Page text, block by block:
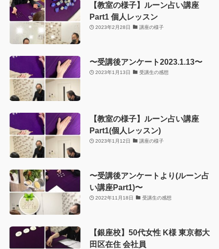
【教室の様子】ルーン占い講座
Part1 個人レッスン
2023年2月28日 講座の様子
〜受講後アンケート2023.1.13〜
2023年1月13日 受講生の感想
【教室の様子】ルーン占い講座
Part1(個人レッスン)
2023年1月12日 講座の様子
〜受講後アンケートより(ルーン占
い講座Part1)〜
2022年11月18日 受講生の感想
【銀座校】50代女性 K様 東京都大
田区在住 会社員